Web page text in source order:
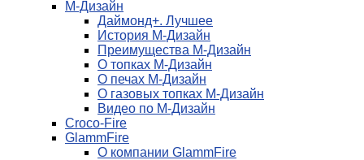
М-Дизайн
Даймонд+. Лучшее
История М-Дизайн
Преимущества М-Дизайн
О топках М-Дизайн
О печах М-Дизайн
О газовых топках М-Дизайн
Видео по М-Дизайн
Croco-Fire
GlammFire
О компании GlammFire